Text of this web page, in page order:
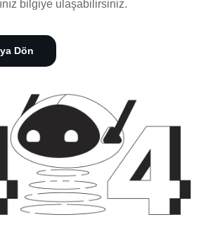
bilgiye ulaşabilirsiniz.
Dön